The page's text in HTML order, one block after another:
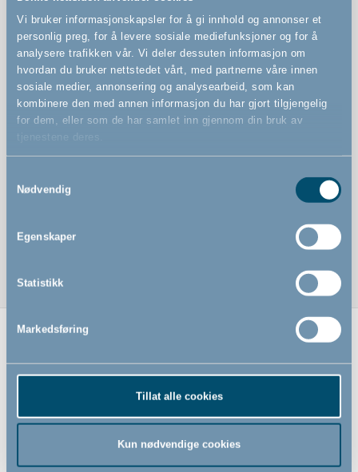
Vi bruker informasjonskapsler for å gi innhold og annonser et
personlig preg, for å levere sosiale mediefunksjoner og for å
analysere trafikken vår. Vi deler dessuten informasjon om
hvordan du bruker nettstedet vårt, med partnerne våre innen
sosiale medier, annonsering og analysearbeid, som kan
kombinere den med annen informasjon du har gjort tilgjengelig
for dem, eller som de har samlet inn gjennom din bruk av
tjenestene deres.
Nødvendig
Egenskaper
Statistikk
Markedsføring
Tillat alle cookies
Kun nødvendige cookies
Funksjoner
Strekklaken i størrelsen 60x120 cm
Vaskes ved 60 grader